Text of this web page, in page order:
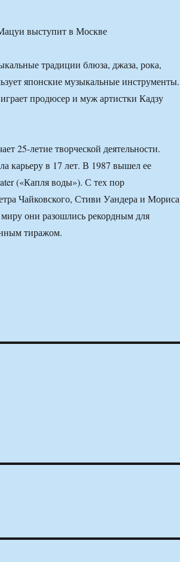
традиции блюза, джаза, рока,
японские музыкальные инструменты.
продюсер и муж артистки Кадзу
25-летие творческой деятельности.
карьеру в 17 лет. В 1987 вышел ее
(«Капля воды»). С тех пор
Чайковского, Стиви Уандера и Мориса
они разошлись рекордным для
тиражом.